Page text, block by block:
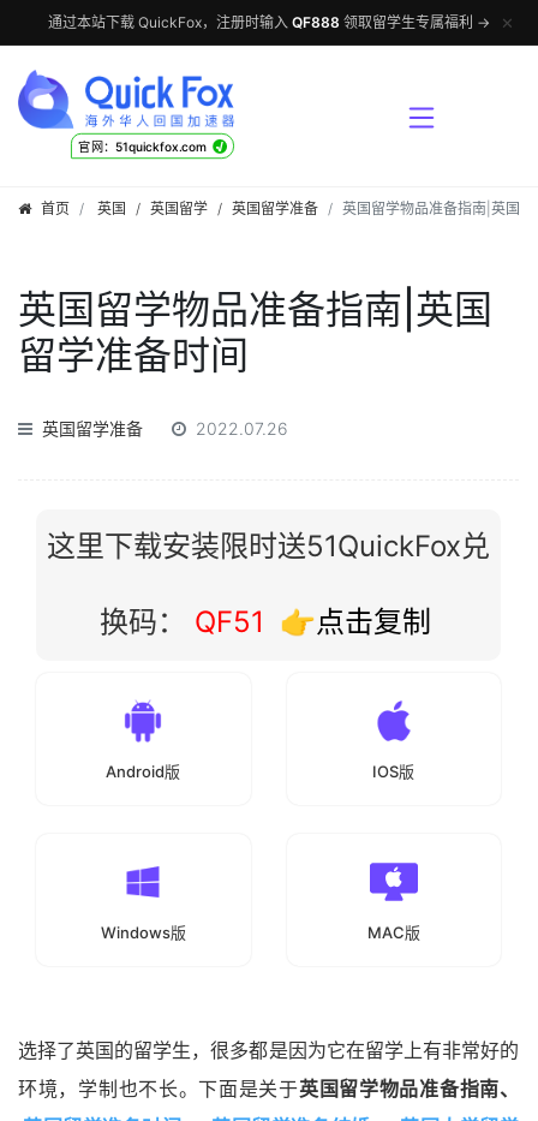
通过本站下载 QuickFox，注册时输入 QF888 领取留学生专属福利 → ✕
官网：51quickfox.com √
首页 英国 / 英国留学 / 英国留学准备 英国留学物品准备指南|英国
英国留学物品准备指南|英国
留学准备时间
英国留学准备 2022.07.26
这里下载安装限时送51QuickFox兑
换码： QF51 👉点击复制
Android版 IOS版
Windows版 MAC版
选择了英国的留学生，很多都是因为它在留学上有非常好的
环境，学制也不长。下面是关于英国留学物品准备指南、